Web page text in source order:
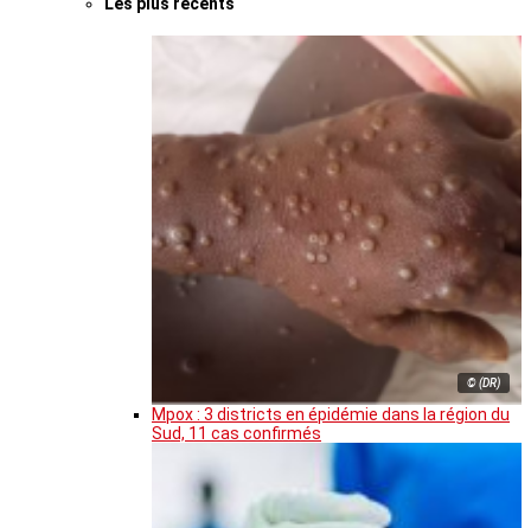
Les plus récents
© (DR)
Mpox : 3 districts en épidémie dans la région du
Sud, 11 cas confirmés